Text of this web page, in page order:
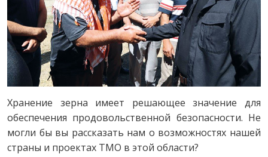
Хранение зерна имеет решающее значение для
обеспечения продовольственной безопасности. Не
могли бы вы рассказать нам о возможностях нашей
страны и проектах TMO в этой области?